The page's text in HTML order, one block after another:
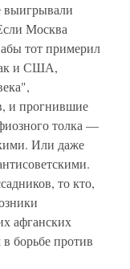
выигрывали
Москва
тот примерил
и США,
и прогнившие
толка —
Или даже
то кто,
афганских
борьбе против